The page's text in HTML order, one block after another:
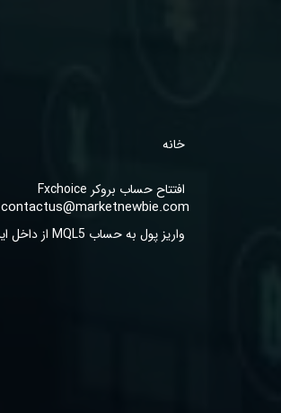
خانه
افتتاح حساب بروکر Fxchoice
واریز پول به حساب MQL5 از داخل ایران
contactus@marketnewbie.com